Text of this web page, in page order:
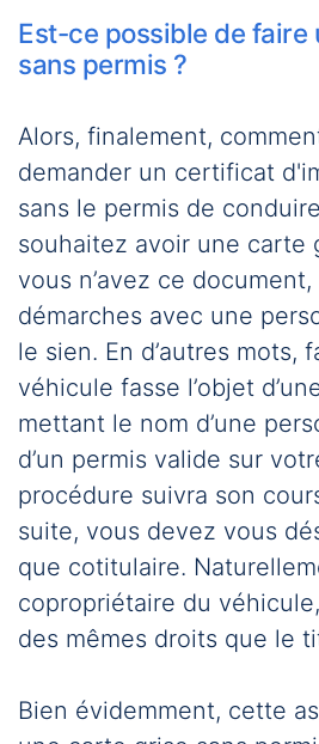
Est-ce possible de faire
sans permis ?
Alors, finalement,
demander un certificat
sans le permis de
souhaitez avoir une carte
vous n’avez ce
démarches avec une
le sien. En d’autres mots,
véhicule fasse l’objet
mettant le nom d’une
d’un permis valide sur
procédure suivra son
suite, vous devez vous
que cotitulaire.
copropriétaire du
des mêmes droits que le
Bien évidemment, cette